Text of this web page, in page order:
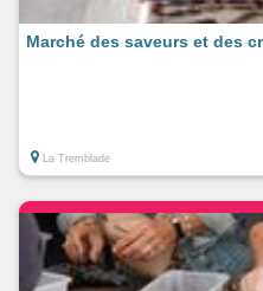
Marché des saveurs et des
La Tremblade